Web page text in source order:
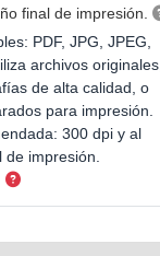
final de impresión.
PDF, JPG, JPEG,
archivos originales,
de alta calidad, o
para impresión.
300 dpi y al
impresión.